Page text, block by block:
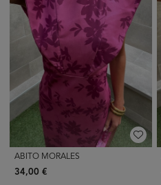
ABITO MORALES
34,00 €